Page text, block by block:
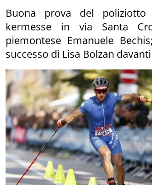
Buona prova del
kermesse in via Santa
piemontese Emanuele
successo di Lisa Bolzan